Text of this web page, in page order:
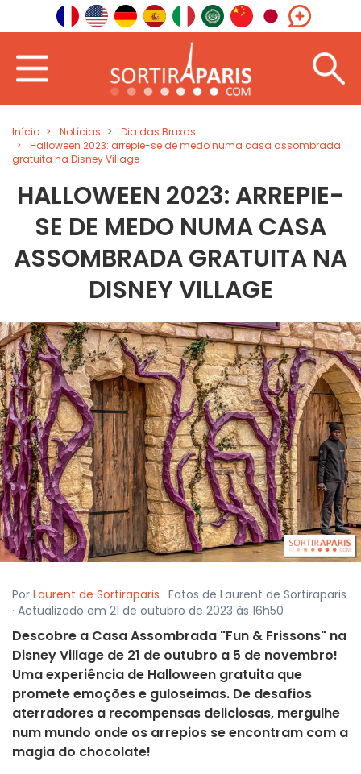
Início Notícias
Dia das Bruxas
Halloween 2023: arrepie-se de medo numa casa assombrada
gratuita na Disney Village
HALLOWEEN 2023: ARREPIE-
SE DE MEDO NUMA CASA
ASSOMBRADA GRATUITA NA
DISNEY VILLAGE
Por Laurent de Sortiraparis · Fotos de Laurent de Sortiraparis
· Actualizado em 21 de outubro de 2023 às 16h50
Descobre a Casa Assombrada "Fun & Frissons" na
Disney Village de 21 de outubro a 5 de novembro!
Uma experiência de Halloween gratuita que
promete emoções e guloseimas. De desafios
aterradores a recompensas deliciosas, mergulhe
num mundo onde os arrepios se encontram com a
magia do chocolate!